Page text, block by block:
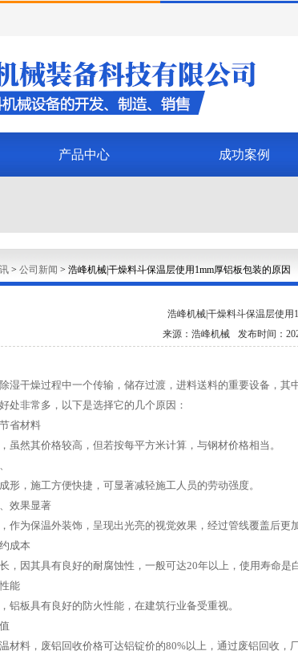
产品中心 成功案例
> 公司新闻 > 浩峰机械|干燥料斗保温层使用1mm厚铝板包装的原因
浩峰机械|干燥料斗保温层使用
来源：浩峰机械
发布时间：
湿干燥过程中一个传输，储存过渡，进料送料的重要设备，
处非常多，以下是选择它的几个原因：
省材料
虽然其价格较高，但若按每平方米计算，与钢材价格相当。
形，施工方便快捷，可显著减轻施工人员的劳动强度。
效果显著
作为保温外装饰，呈现出光亮的视觉效果，经过管线覆盖后更
成本
，因其具有良好的耐腐蚀性，一般可达20年以上，使用寿命是
能
铝板具有良好的防火性能，在建筑行业备受重视。
材料，废铝回收价格可达铝锭价的80%以上，通过废铝回收，